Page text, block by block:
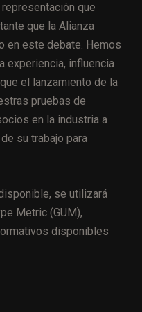
que
que la Alianza
en este debate. Hemos
experiencia, influencia
el lanzamiento de la
pruebas de
en la industria a
su trabajo para
se utilizará
Metric (GUM),
disponibles